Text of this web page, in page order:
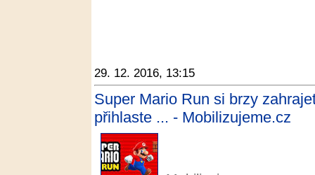
29. 12. 2016, 13:15
Super Mario Run si brzy
přihlaste ... - Mobilizujeme.cz